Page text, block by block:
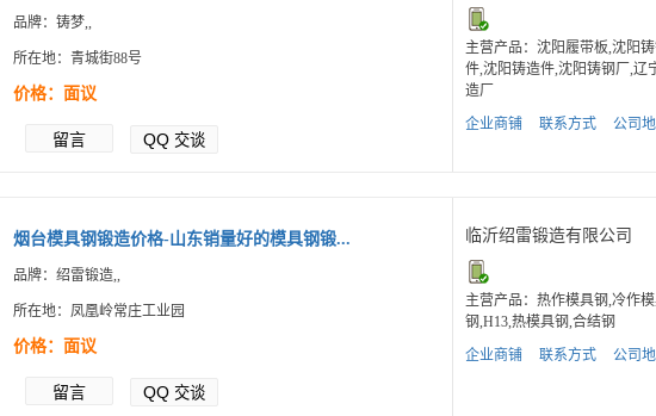
品牌：铸梦,,
所在地：青城街88号
价格：面议
留言 QQ 交谈
主营产品：沈阳履带板,沈阳铸
件,沈阳铸造件,沈阳铸钢厂,辽
造厂
企业商铺
联系方式 公司
烟台模具钢锻造价格-山东销量好的模具钢锻...
品牌：绍雷锻造,,
所在地：凤凰岭常庄工业园
价格：面议
留言 QQ 交谈
临沂绍雷锻造有限公司
主营产品：热作模具钢,冷作
钢,H13,热模具钢,合结钢
企业商铺
联系方式 公司